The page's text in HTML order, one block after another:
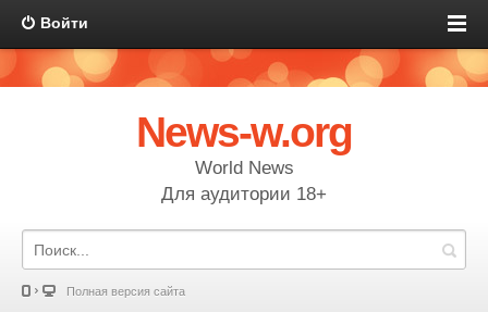
Войти
News-w.org
World News
Для аудитории 18+
Полная версия сайта